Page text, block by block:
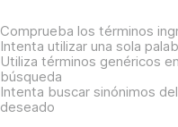
Comprueba los términos
Intenta utilizar una sola
Utiliza términos genéricos
búsqueda
Intenta buscar sinónimos
deseado